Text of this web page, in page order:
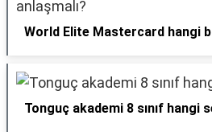
World Elite Mastercard hangi
Tonguç akademi 8 sınıf hangi